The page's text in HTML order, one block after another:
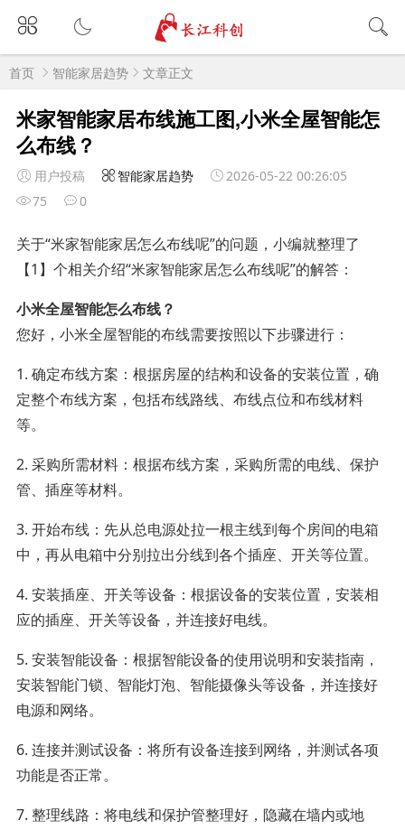
首页 智能家居趋势 文章正文
米家智能家居布线施工图,小米全屋智能怎
么布线？
用户投稿 智能家居趋势
2026-05-22 00:26:05
75
0
关于“米家智能家居怎么布线呢”的问题，小编就整理了
【1】个相关介绍“米家智能家居怎么布线呢”的解答：
小米全屋智能怎么布线？
您好，小米全屋智能的布线需要按照以下步骤进行：
1. 确定布线方案：根据房屋的结构和设备的安装位置，确
定整个布线方案，包括布线路线、布线点位和布线材料
等。
2. 采购所需材料：根据布线方案，采购所需的电线、保护
管、插座等材料。
3. 开始布线：先从总电源处拉一根主线到每个房间的电箱
中，再从电箱中分别拉出分线到各个插座、开关等位置。
4. 安装插座、开关等设备：根据设备的安装位置，安装相
应的插座、开关等设备，并连接好电线。
5. 安装智能设备：根据智能设备的使用说明和安装指南，
安装智能门锁、智能灯泡、智能摄像头等设备，并连接好
电源和网络。
6. 连接并测试设备：将所有设备连接到网络，并测试各项
功能是否正常。
7. 整理线路：将电线和保护管整理好，隐藏在墙内或地